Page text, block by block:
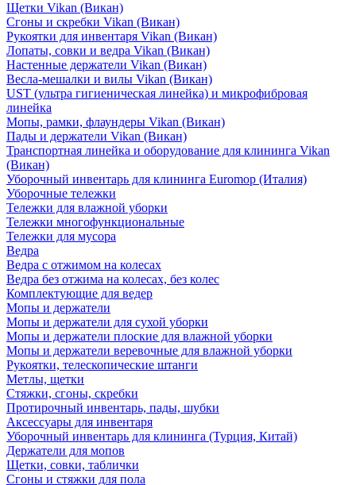
Щетки Vikan (Викан)
Сгоны и скребки Vikan (Викан)
Рукоятки для инвентаря Vikan (Викан)
Лопаты, совки и ведра Vikan (Викан)
Настенные держатели Vikan (Викан)
Весла-мешалки и вилы Vikan (Викан)
UST (ультра гигиеническая линейка) и микрофибровая
линейка
Мопы, рамки, флаундеры Vikan (Викан)
Пады и держатели Vikan (Викан)
Транспортная линейка и оборудование для клининга Vikan
(Викан)
Уборочный инвентарь для клининга Euromop (Италия)
Уборочные тележки
Тележки для влажной уборки
Тележки многофункциональные
Тележки для мусора
Ведра
Ведра с отжимом на колесах
Ведра без отжима на колесах, без колес
Комплектующие для ведер
Мопы и держатели
Мопы и держатели для сухой уборки
Мопы и держатели плоские для влажной уборки
Мопы и держатели веревочные для влажной уборки
Рукоятки, телескопические штанги
Метлы, щетки
Стяжки, сгоны, скребки
Протирочный инвентарь, пады, шубки
Аксессуары для инвентаря
Уборочный инвентарь для клининга (Турция, Китай)
Держатели для мопов
Щетки, совки, таблички
Сгоны и стяжки для пола